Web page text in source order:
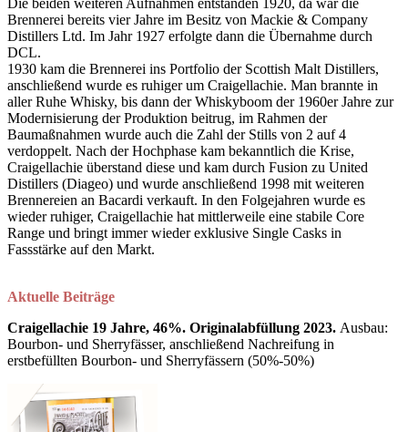
Brennerei bereits vier Jahre im Besitz von Mackie & Company
Distillers Ltd. Im Jahr 1927 erfolgte dann die Übernahme durch
DCL.
1930 kam die Brennerei ins Portfolio der Scottish Malt Distillers,
anschließend wurde es ruhiger um Craigellachie. Man brannte in
aller Ruhe Whisky, bis dann der Whiskyboom der 1960er Jahre zur
Modernisierung der Produktion beitrug, im Rahmen der
Baumaßnahmen wurde auch die Zahl der Stills von 2 auf 4
verdoppelt. Nach der Hochphase kam bekanntlich die Krise,
Craigellachie überstand diese und kam durch Fusion zu United
Distillers (Diageo) und wurde anschließend 1998 mit weiteren
Brennereien an Bacardi verkauft. In den Folgejahren wurde es
wieder ruhiger, Craigellachie hat mittlerweile eine stabile Core
Range und bringt immer wieder exklusive Single Casks in
Fassstärke auf den Markt.
Aktuelle Beiträge
Craigellachie 19 Jahre, 46%. Originalabfüllung 2023. Ausbau:
Bourbon- und Sherryfässer, anschließend Nachreifung in
erstbefüllten Bourbon- und Sherryfässern (50%-50%)